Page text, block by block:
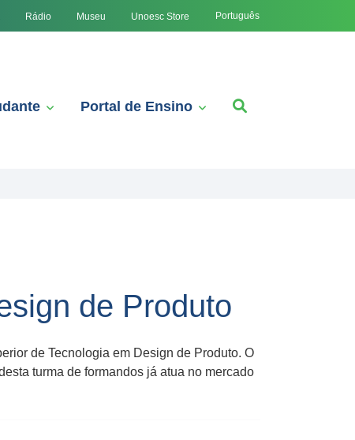
Rádio Museu Unoesc Store Português
Portal de Ensino
de Produto
de Tecnologia em Design de Produto. O
turma de formandos já atua no mercado